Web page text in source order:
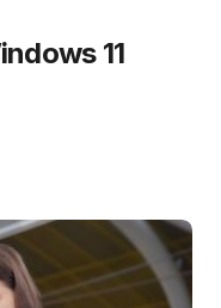
11